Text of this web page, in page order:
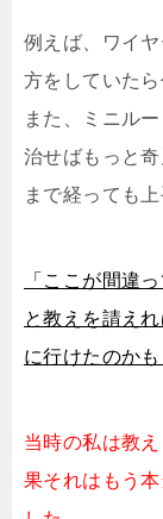
例えば、ワイ
方をしていた
また、ミニル
治せばもっと
まで経っても
「ここが間違
と教えを請え
に行けたのか
当時の私は教
果それはもう